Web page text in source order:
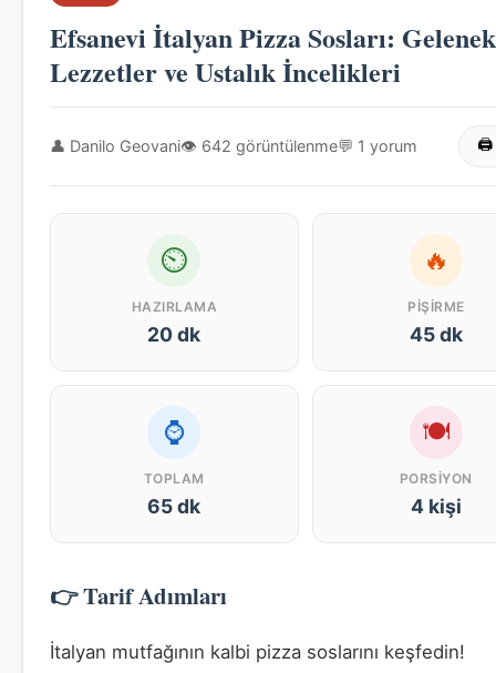
Efsanevi İtalyan Pizza Sosları:
Lezzetler ve Ustalık İncelikleri
👤 Danilo Geovani👁 642 görüntülenme💬 1 yorum 🖨
⏲
HAZIRLAMA
20 dk
🔥
PIŞIRME
45 dk
⌚
TOPLAM
65 dk
🍽
PORSIYON
4 kişi
👉 Tarif Adımları
İtalyan mutfağının kalbi pizza soslarını keşfedin!